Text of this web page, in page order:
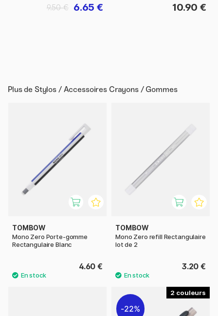
6.65 €
9.50 € 10.90 €
Plus de Stylos / Accessoires Crayons / Gommes
TOMBOW
Mono Zero Porte-gomme
Rectangulaire Blanc
4.60 €
TOMBOW
Mono Zero refill Rectangulaire
lot de 2
3.20 €
2
22%